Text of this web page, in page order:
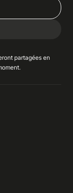
partagées en